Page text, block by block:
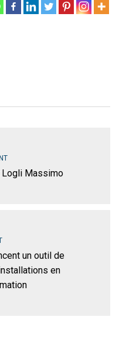
Logli Massimo
un outil de
en